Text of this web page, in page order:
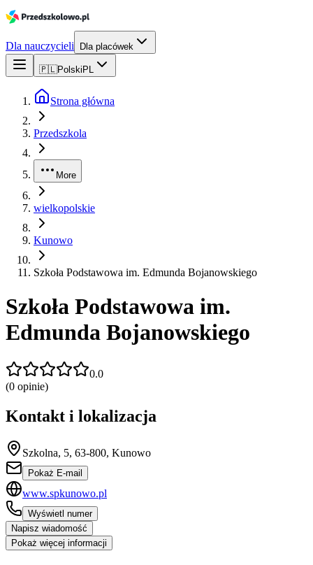
Dla nauczycieli Dla placówek
🇵🇱Polski PL
Strona główna
Przedszkola
More
wielkopolskie
Kunowo
Szkoła Podstawowa im. Edmunda Bojanowskiego
Szkoła Podstawowa im.
Edmunda Bojanowskiego
0.0
(0 opinie)
Kontakt i lokalizacja
Szkolna, 5, 63-800, Kunowo
Pokaż E-mail
www.spkunowo.pl
Wyświetl numer
Napisz wiadomość
Pokaż więcej informacji